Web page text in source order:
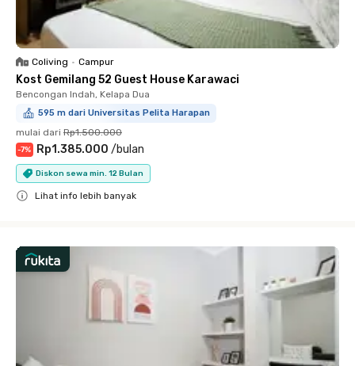
Coliving • Campur
Kost Gemilang 52 Guest House Karawaci
Bencongan Indah, Kelapa Dua
595 m dari Universitas Pelita Harapan
mulai dari Rp1.500.000
-7% Rp1.385.000 /bulan
Diskon sewa min. 12 Bulan
Lihat info lebih banyak